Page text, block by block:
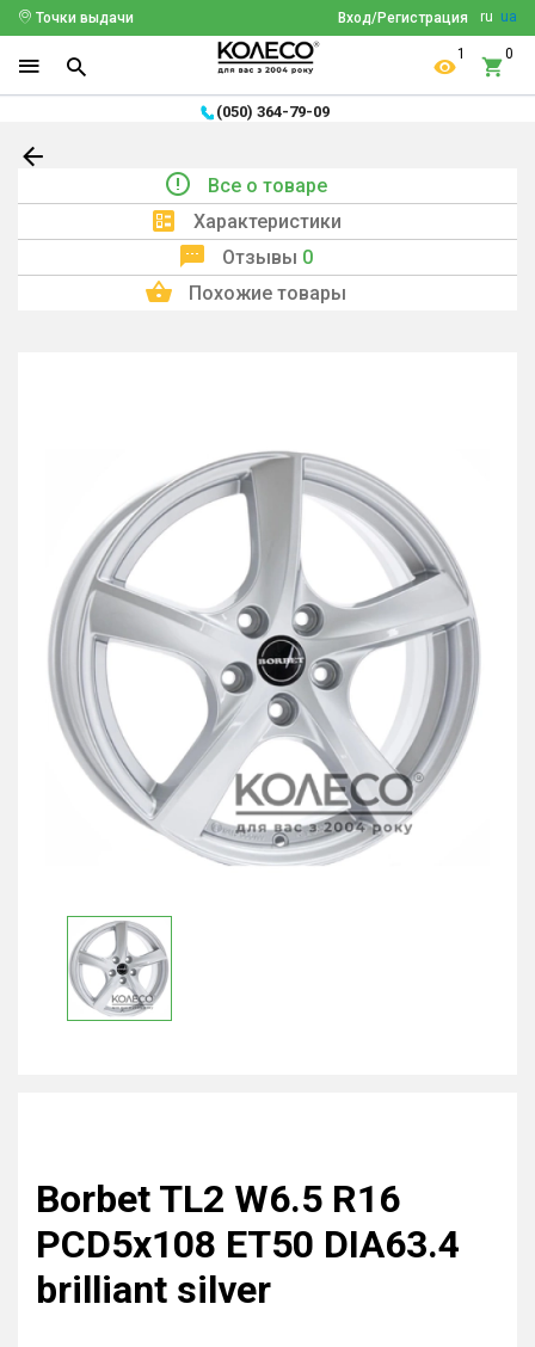
ru ua
Вход/Регистрация
Точки выдачи
1 0
(050) 364-79-09
Все о товаре
Характеристики
Отзывы 0
Похожие товары
Borbet TL2 W6.5 R16
PCD5x108 ET50 DIA63.4
brilliant silver